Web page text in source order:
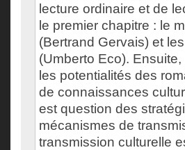
lecture ordinaire et de
le premier chapitre : le
(Bertrand Gervais) et
(Umberto Eco).
les potentialités des
de connaissances
est question des
mécanismes de
transmission culturelle